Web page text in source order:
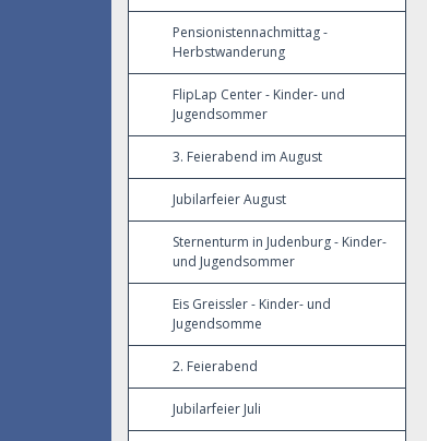
Pensionistennachmittag -
Herbstwanderung
FlipLap Center - Kinder- und
Jugendsommer
3. Feierabend im August
Jubilarfeier August
Sternenturm in Judenburg - Kinder-
und Jugendsommer
Eis Greissler - Kinder- und
Jugendsomme
2. Feierabend
Jubilarfeier Juli